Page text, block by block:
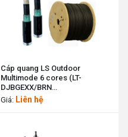
Cáp quang LS Outdoor
Multimode 6 cores (LT-
DJBGEXX/BRN
MX6XX(06T2.00)) LS cable
Giá: Liên hệ